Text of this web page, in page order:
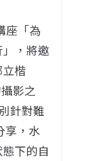
座「為
，將邀
楷
影之
針對難
享，水
下的自